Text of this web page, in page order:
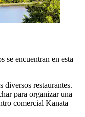
se encuentran en esta
diversos restaurantes.
para organizar una
comercial Kanata